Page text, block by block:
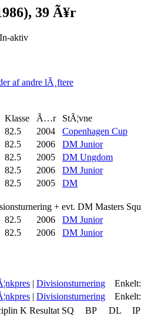
39 Ã¥r
aktiv
af andre lÃ¸ftere
Klasse Ã…r
StÃ¦vne
82.5 2004
Copenhagen Cup
82.5 2006
DM Junior
82.5 2005
DM Ungdom
82.5 2006
DM Junior
82.5 2005 DM
+ evt. DM Masters
82.5 2006
DM Junior
82.5 2006 DM Junior
| Divisionsturnering
Enkelt:
| Divisionsturnering
Enkelt:
K Resultat SQ BP DL